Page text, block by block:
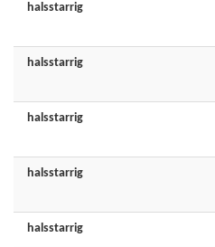
halsstarrig
halsstarrig
halsstarrig
halsstarrig
halsstarrig